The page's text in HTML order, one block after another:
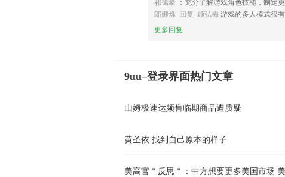
郎娜烁 回复 顾弘梅游戏的多人模式很
更多回复
9uu–登录界面热门文章
山姆极速达频售临期商品遭质疑
黄圣依 找到自己原本的样子
美高官＂反思＂：中方想要更多美国市场